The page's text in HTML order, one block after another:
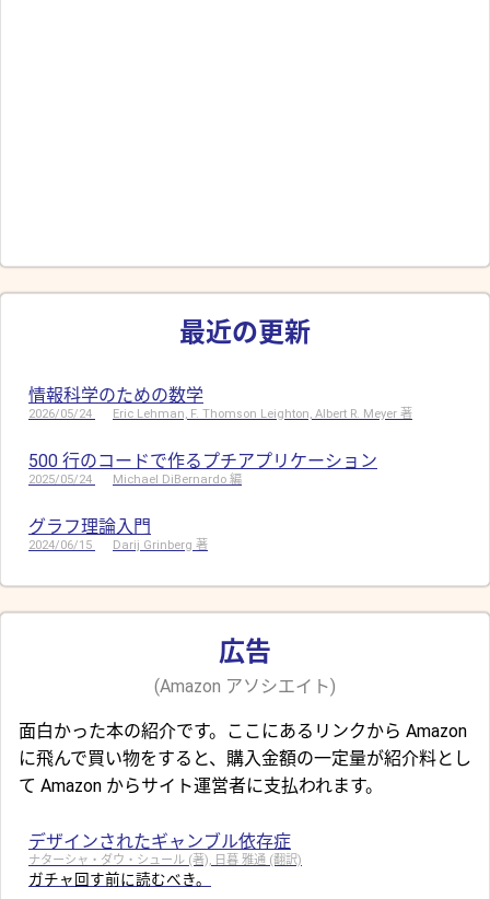
最近の更新
情報科学のための数学
2026/05/24 Eric Lehman, F. Thomson Leighton, Albert R. Meyer 著
500 行のコードで作るプチアプリケーション
2025/05/24 Michael DiBernardo 編
グラフ理論入門
2024/06/15 Darij Grinberg 著
広告
(Amazon アソシエイト)
面白かった本の紹介です。ここにあるリンクから Amazon
に飛んで買い物をすると、購入金額の一定量が紹介料とし
て Amazon からサイト運営者に支払われます。
デザインされたギャンブル依存症
ナターシャ・ダウ・シュール (著), 日暮 雅通 (翻訳)
ガチャ回す前に読むべき。